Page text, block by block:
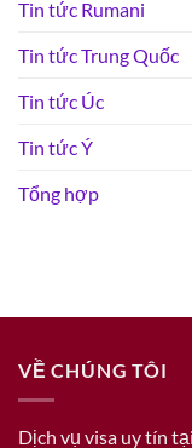
Tin tức Rumani
Tin tức Trung Quốc
Tin tức Úc
Tin tức Ý
Tổng hợp
VỀ CHÚNG TÔI
Dịch vụ visa uy tín